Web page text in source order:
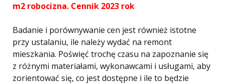
m2 robocizna. Cennik 2023 rok
Badanie i porównywanie cen jest również istotne
przy ustalaniu, ile należy wydać na remont
mieszkania. Poświęć trochę czasu na zapoznanie się
z różnymi materiałami, wykonawcami i usługami, aby
zorientować się, co jest dostępne i ile to będzie